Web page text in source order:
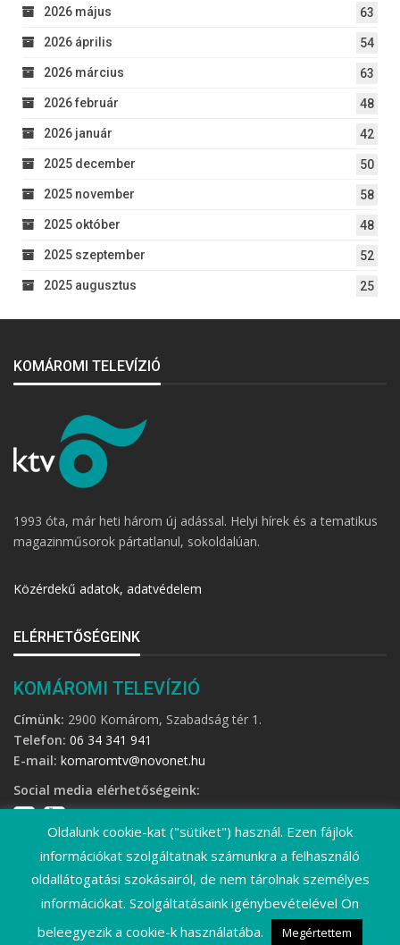
2026 május 63
2026 április 54
2026 március 63
2026 február 48
2026 január 42
2025 december 50
2025 november 58
2025 október 48
2025 szeptember 52
2025 augusztus 25
KOMÁROMI TELEVÍZIÓ
1993 óta, már heti három új adással. Helyi hírek és a tematikus
magazinműsorok pártatlanul, sokoldalúan.
Közérdekű adatok, adatvédelem
ELÉRHETŐSÉGEINK
KOMÁROMI TELEVÍZIÓ
Címünk: 2900 Komárom, Szabadság tér 1.
Telefon: 06 34 341 941
E-mail: komaromtv@novonet.hu
Social media elérhetőségeink:
©2026 Komáromi Televízió • Minden jog fenntartva!
Oldalunk cookie-kat ("sütiket") használ. Ezen fájlok
információkat szolgáltatnak számunkra a felhasználó
oldallátogatási szokásairól, de nem tárolnak személyes
információkat. Szolgáltatásaink igénybevételével Ön
beleegyezik a cookie-k használatába.
Megértettem